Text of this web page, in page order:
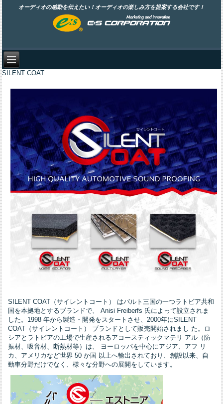
オーディオの感動を伝えたい！オーディオの楽しみ方を提案する会社です！
SILENT COAT
SILENT COAT（サイレントコート） はバルト三国の一つラトビア共和
国を本拠地とするブランドで、 Anisi Freiberfs 氏によって設立されま
した。1998 年から製造・開発をスタートさせ、2000年にSILENT
COAT（サイレントコート） ブランドとして販売開始されまし た。ロ
シアとラトビアの工場で生産されるアコースティックマテリ アル（防
振材、吸音材、断熱材等）は、 ヨーロッパを中心にアジア、アフ リ
カ、アメリカなど世界 50 か国 以上へ輸出されており、創設以来、自
動車分野だけでなく、様々な分野への展開をしています。